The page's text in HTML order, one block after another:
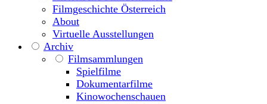
Filmgeschichte Österreich
About
Virtuelle Ausstellungen
Archiv
Filmsammlungen
Spielfilme
Dokumentarfilme
Kinowochenschauen